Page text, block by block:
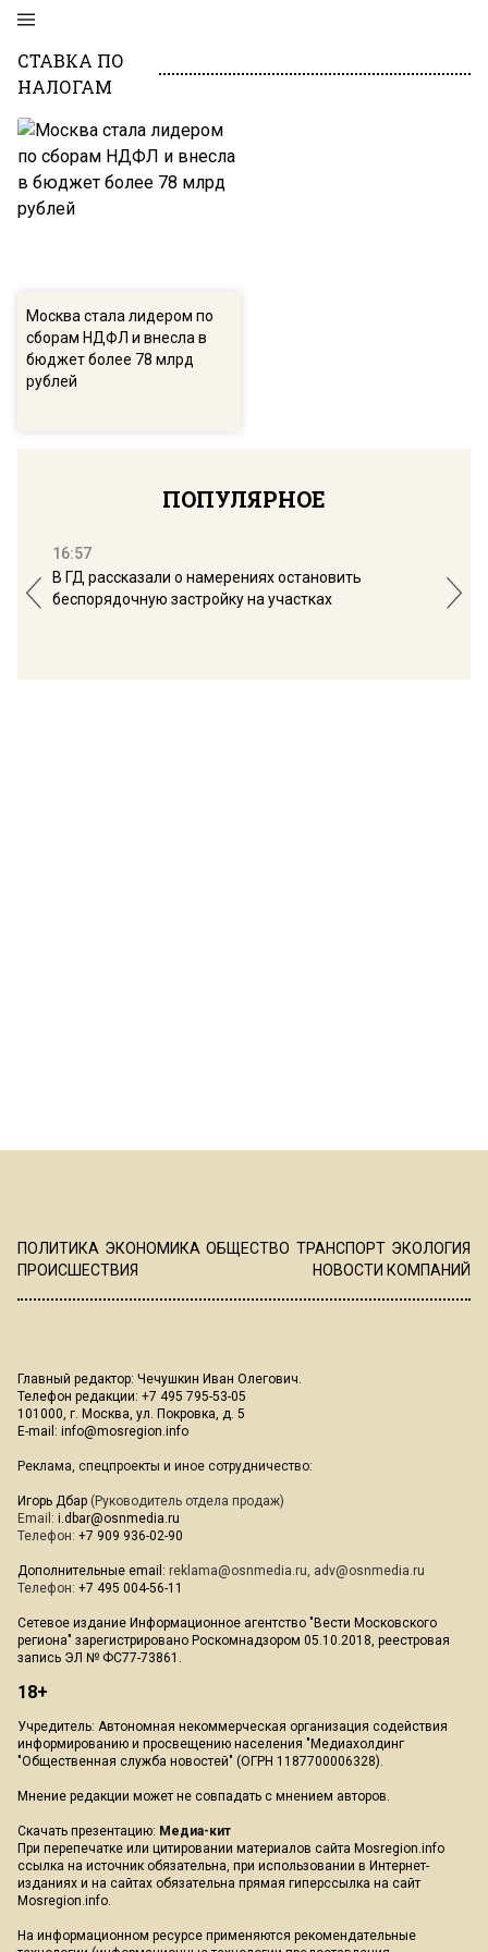
СТАВКА ПО
НАЛОГАМ
Москва стала лидером по
сборам НДФЛ и внесла в
бюджет более 78 млрд
рублей
ПОПУЛЯРНОЕ
16:57
В ГД рассказали о намерениях остановить
беспорядочную застройку на участках
ПОЛИТИКА ЭКОНОМИКА ОБЩЕСТВО ТРАНСПОРТ ЭКОЛОГИЯ
ПРОИСШЕСТВИЯ
НОВОСТИ КОМПАНИЙ
Главный редактор: Чечушкин Иван Олегович.
Телефон редакции: +7 495 795-53-05
101000, г. Москва, ул. Покровка, д. 5
E-mail: info@mosregion.info
Реклама, спецпроекты и иное сотрудничество:
Игорь Дбар (Руководитель отдела продаж)
Email: i.dbar@osnmedia.ru
Телефон: +7 909 936-02-90
Дополнительные email: reklama@osnmedia.ru, adv@osnmedia.ru
Телефон: +7 495 004-56-11
Сетевое издание Информационное агентство "Вести Московского
региона" зарегистрировано Роскомнадзором 05.10.2018, реестровая
запись ЭЛ № ФС77-73861.
18+
Учредитель: Автономная некоммерческая организация содействия
информированию и просвещению населения "Медиахолдинг
"Общественная служба новостей" (ОГРН 1187700006328).
Мнение редакции может не совпадать с мнением авторов.
Скачать презентацию: Медиа-кит
При перепечатке или цитировании материалов сайта Mosregion.info
ссылка на источник обязательна, при использовании в Интернет-
изданиях и на сайтах обязательна прямая гиперссылка на сайт
Mosregion.info.
На информационном ресурсе применяются рекомендательные